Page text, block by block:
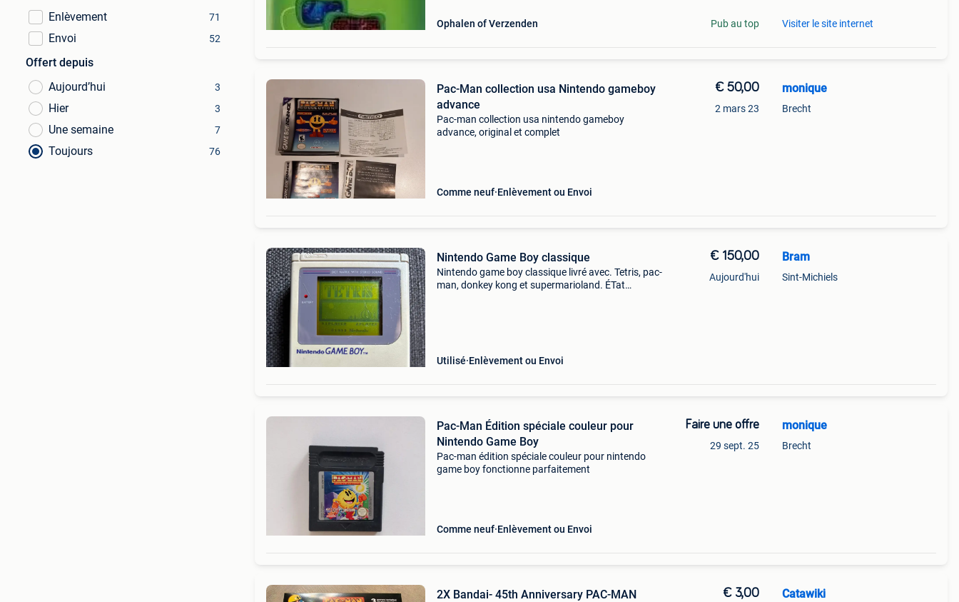
Enlèvement
71
Envoi 52
Offert depuis
Aujourd’hui
3
Hier 3
Une semaine 7
Toujours 76
Ophalen of Verzenden
Pub au top Visiter le site internet
Pac-Man collection usa Nintendo gameboy
advance
Pac-man collection usa nintendo gameboy
advance, original et complet
Comme neuf Enlèvement ou Envoi
€ 50,00
2 mars 23
monique
Brecht
Nintendo Game Boy classique
Nintendo game boy classique livré avec. Tetris, pac-
man, donkey kong et supermarioland. ÉTat
Utilisé Enlèvement ou Envoi
€ 150,00
Aujourd'hui
Bram
Sint-Michiels
Pac-Man Édition spéciale couleur pour
Nintendo Game Boy
Pac-man édition spéciale couleur pour nintendo
game boy fonctionne parfaitement
Comme neuf Enlèvement ou Envoi
Faire une offre
29 sept. 25
monique
Brecht
2X Bandai- 45th Anniversary PAC-MAN
€ 3,00 Catawiki